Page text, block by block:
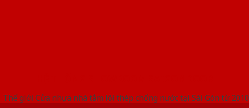
Thế giới Cửa nhựa nhà tắm lõi thép chống nước tại Sài Gòn từ 2010